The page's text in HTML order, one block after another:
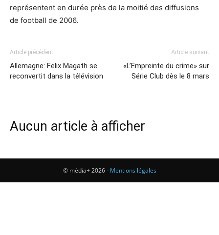
représentent en durée près de la moitié des diffusions
de football de 2006.
Article précédent
Allemagne: Felix Magath se
reconvertit dans la télévision
Article suivant
«L’Empreinte du crime» sur
Série Club dès le 8 mars
Aucun article à afficher
© média+ 2026 - Mentions légales